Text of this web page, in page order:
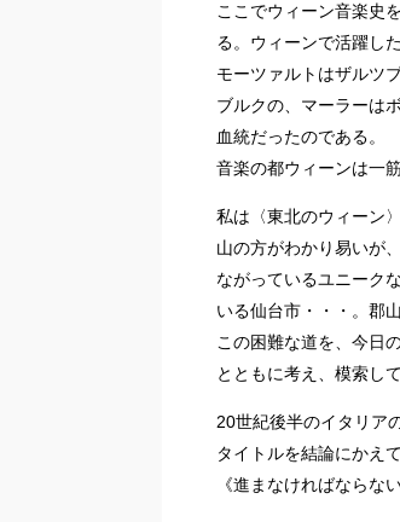
ここでウィーン音楽史
る。ウィーンで活躍し
モーツァルトはザルツ
ブルクの、マーラーは
血統だったのである。
音楽の都ウィーンは一
私は〈東北のウィーン
山の方がわかり易いが
ながっているユニーク
いる仙台市・・・。郡
この困難な道を、今日
とともに考え、模索し
20世紀後半のイタリア
タイトルを結論にかえ
《進まなければならな